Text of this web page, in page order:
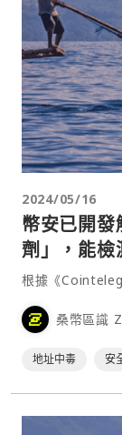
2024/05/16
幣安已開發
劑」，能檢
根據《
桑幣區識
地址中毒 安